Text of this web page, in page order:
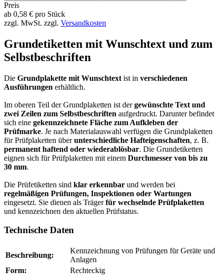
Preis
ab 0,58 € pro Stück
zzgl. MwSt. zzgl. Versandkosten
Grundetiketten mit Wunschtext und zum
Selbstbeschriften
Die Grundplakette mit Wunschtext ist in verschiedenen
Ausführungen erhältlich.
Im oberen Teil der Grundplaketten ist dergewünschte Text und
zwei Zeilen zum Selbstbeschriften aufgedruckt. Darunter befindet
sich eine gekennzeichnete Fläche zum Aufkleben der
Prüfmarke. Je nach Materialauswahl verfügen die Grundplaketten
für Prüfplaketten überunterschiedliche Hafteigenschaften, z. B.
permanent haftend oder wiederablösbar. Die Grundetiketten
eignen sich für Prüfplaketten mit einem Durchmesser von bis zu
30 mm.
Die Prüfetiketten sind klar erkennbar und werden bei
regelmäßigen Prüfungen, Inspektionen oder Wartungen
eingesetzt. Sie dienen als Trägerfür wechselnde Prüfplaketten
und kennzeichnen den aktuellen Prüfstatus.
Technische Daten
Beschreibung:
Kennzeichnung von Prüfungen für Geräte und
Anlagen
Form:
Rechteckig